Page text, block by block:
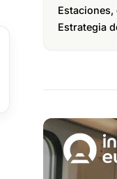
Estrategia